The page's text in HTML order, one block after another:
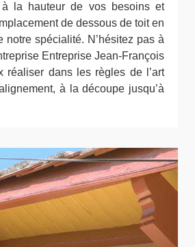
à la hauteur de vos besoins et
de dessous de toit en
notre spécialité. N’hésitez pas à
Entreprise Jean-François
réaliser dans les règles de l’art
à la découpe jusqu’à